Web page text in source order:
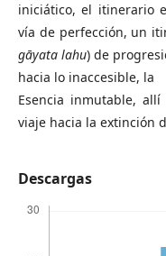
iniciático, el itinerario
vía de perfección, un
gāyata lahu) de
hacia lo inaccesible, la
Esencia inmutable,
viaje hacia la extinción
Descargas